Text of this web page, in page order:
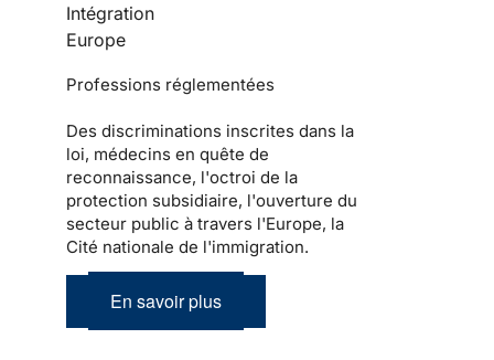
Intégration
Europe
Professions réglementées
Des discriminations inscrites dans la
loi, médecins en quête de
reconnaissance, l'octroi de la
protection subsidiaire, l'ouverture du
secteur public à travers l'Europe, la
Cité nationale de l'immigration.
En savoir plus